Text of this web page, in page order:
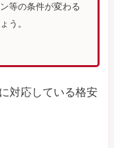
等の条件が変わる
う。
対応している格安